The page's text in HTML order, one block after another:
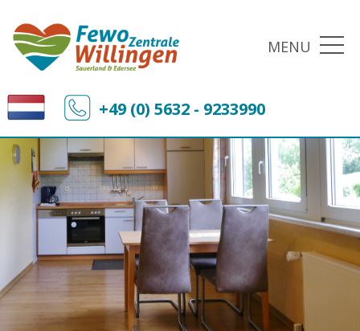
MENU
+49 (0) 5632 - 9233990